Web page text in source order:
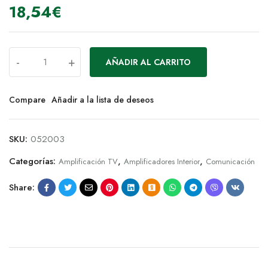
18,54€
- + AÑADIR AL CARRITO
Compare Añadir a la lista de deseos
SKU: 052003
Categorías: Amplificación TV, Amplificadores Interior, Comunicación
Share: